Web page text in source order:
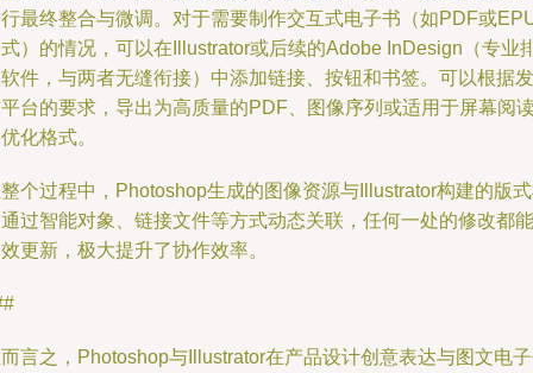
最终整合与微调。对于需要制作交互式电子书（如PDF或
）的情况，可以在Illustrator或后续的Adobe InDesign（专业
件，与两者无缝衔接）中添加链接、按钮和书签。可以根据发
台的要求，导出为高质量的PDF、图像序列或适用于屏幕阅
化格式。
个过程中，Photoshop生成的图像资源与Illustrator构建的版
过智能对象、链接文件等方式动态关联，任何一处的修改都能
更新，极大提升了协作效率。
言之，Photoshop与Illustrator在产品设计创意表达与图文电